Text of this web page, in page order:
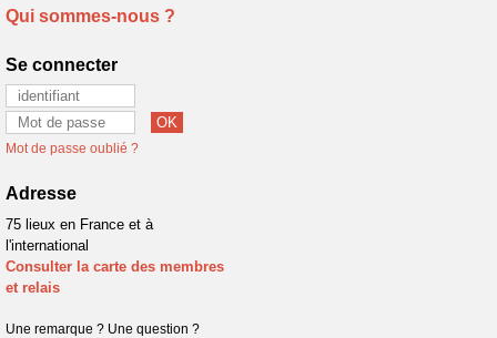
Qui sommes-nous ?
Se connecter
Mot de passe oublié ?
Adresse
75 lieux en France et à
l'international
Consulter la carte des membres
et relais
Une remarque ? Une question ?